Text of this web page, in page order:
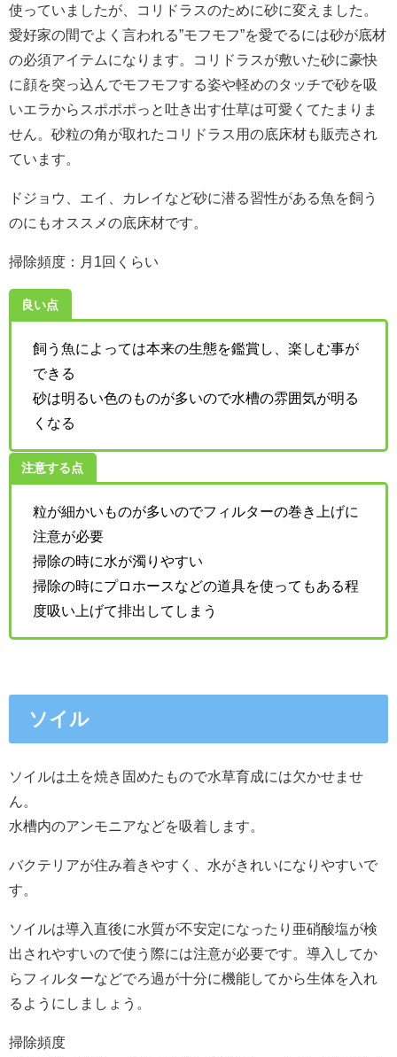
使っていましたが、コリドラスのために砂に変えました。
愛好家の間でよく言われる”モフモフ”を愛でるには砂が底材
の必須アイテムになります。コリドラスが敷いた砂に豪快
に顔を突っ込んでモフモフする姿や軽めのタッチで砂を吸
いエラからスポポポっと吐き出す仕草は可愛くてたまりま
せん。砂粒の角が取れたコリドラス用の底床材も販売され
ています。
ドジョウ、エイ、カレイなど砂に潜る習性がある魚を飼う
のにもオススメの底床材です。
掃除頻度：月1回くらい
良い点
飼う魚によっては本来の生態を鑑賞し、楽しむ事が
できる
砂は明るい色のものが多いので水槽の雰囲気が明る
くなる
注意する点
粒が細かいものが多いのでフィルターの巻き上げに
注意が必要
掃除の時に水が濁りやすい
掃除の時にプロホースなどの道具を使ってもある程
度吸い上げて排出してしまう
ソイル
ソイルは土を焼き固めたもので水草育成には欠かせませ
ん。
水槽内のアンモニアなどを吸着します。
バクテリアが住み着きやすく、水がきれいになりやすいで
す。
ソイルは導入直後に水質が不安定になったり亜硝酸塩が検
出されやすいので使う際には注意が必要です。導入してか
らフィルターなどでろ過が十分に機能してから生体を入れ
るようにしましょう。
掃除頻度